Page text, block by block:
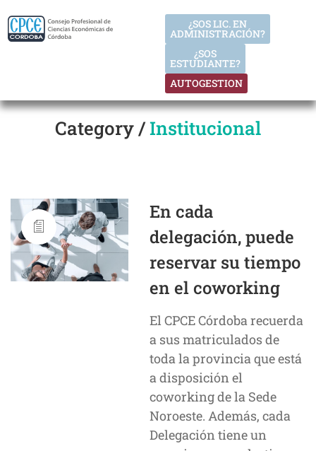
AUTOGESTION
¿SOS
ESTUDIANTE?
¿SOS LIC. EN
ADMINISTRACIÓN?
Category /Institucional
En cada
delegación, puede
reservar su tiempo
en el coworking
El CPCE Córdoba recuerda
a sus matriculados de
toda la provincia que está
a disposición el
coworking de la Sede
Noroeste. Además, cada
Delegación tiene un